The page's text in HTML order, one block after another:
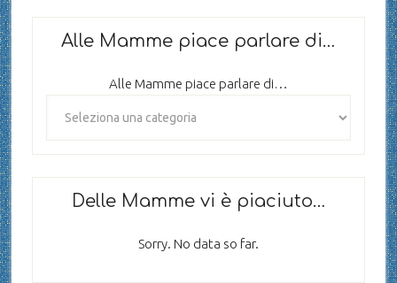
Alle Mamme piace parlare di…
Alle Mamme piace parlare di…
Delle Mamme vi è piaciuto…
Sorry. No data so far.